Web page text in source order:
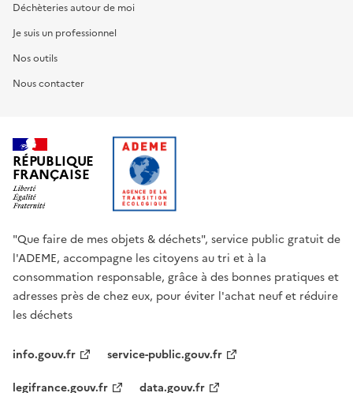
Déchèteries autour de moi
Je suis un professionnel
Nos outils
Nous contacter
RÉPUBLIQUE
FRANÇAISE
"Que faire de mes objets & déchets", service public gratuit de
l'ADEME, accompagne les citoyens au tri et à la
consommation responsable, grâce à des bonnes pratiques et
adresses près de chez eux, pour éviter l'achat neuf et réduire
les déchets
info.gouv.fr
service-public.gouv.fr
legifrance.gouv.fr
data.gouv.fr